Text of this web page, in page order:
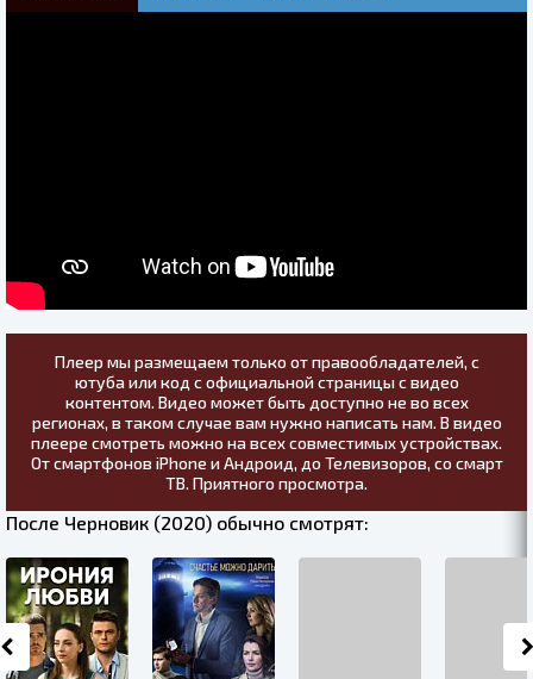
Плеер мы размещаем только от правообладателей, с
ютуба или код с официальной страницы с видео
контентом. Видео может быть доступно не во всех
регионах, в таком случае вам нужно написать нам. В видео
плеере смотреть можно на всех совместимых устройствах.
От смартфонов iPhone и Андроид, до Телевизоров, со смарт
ТВ. Приятного просмотра.
После Черновик (2020) обычно смотрят: